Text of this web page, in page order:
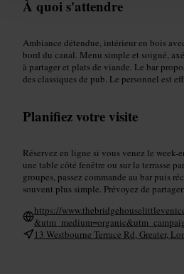
À quoi s'attendre
Ambiance détendue, intérieur en bois
bord du canal. Menu simple et soigné,
à partager et plats de viande. Le bar
des classiques de pub. Le personnel est
Planifiez votre visite
Réservez en ligne si vous venez le week-
une table côté fenêtre ou sur la terrasse
groupes, passez commande au bar puis
souvent plus simple. Prévoyez de
https://
13 Westbourne Terrace Rd, Greater,